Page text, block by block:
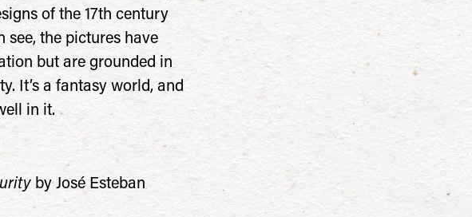
of the 17th century
see, the pictures have
but are grounded in
It’s a fantasy world, and
in it.
by José Esteban